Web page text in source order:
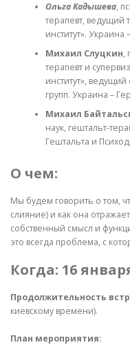
Ольга Кадышева,
терапевт, ведущий
институт».
Михаил Слуцкин,
терапевт и
институт»,
групп. Украина –
Михаил
наук, гештальт-
Гештальта и
О чем:
Мы будем говорить о том,
слияние) и как она
собственный смысл и
это всегда проблема, с
Когда: 16
Продолжительность
киевскому времени).
План мероприятия: